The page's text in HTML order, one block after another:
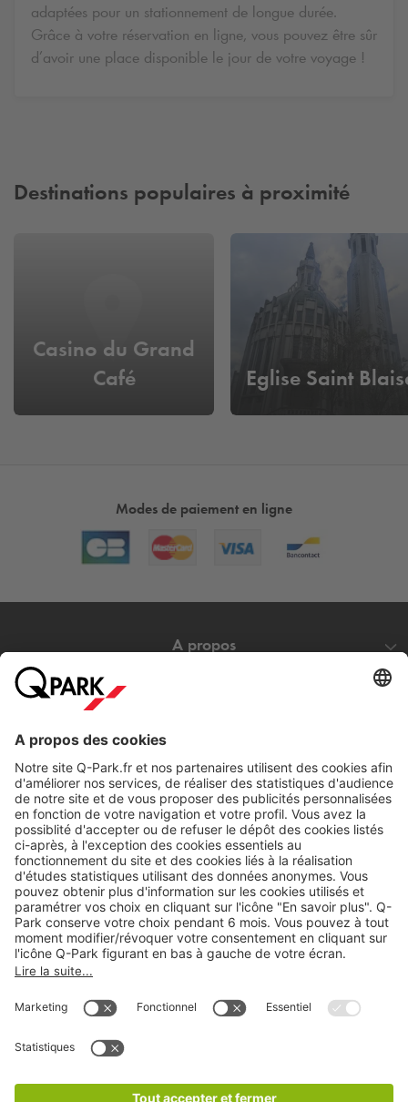
adaptées pour un stationnement de longue durée.
Grâce à votre réservation en ligne, vous pouvez être sûr
d’avoir une place disponible le jour de votre voyage !
Destinations populaires à proximité
Casino du Grand
Café
Eglise Saint
Modes de paiement en ligne
A propos
Nos services
Cookies
Copyright
CGV
Déclaration de confidentialité